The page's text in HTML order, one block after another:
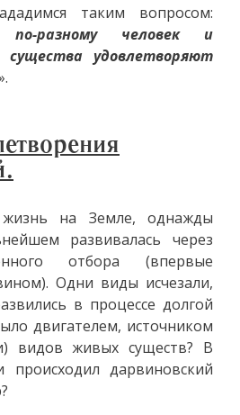
таким вопросом:
по-разному человек и
удовлетворяют
жизнь на Земле, однажды
развивалась через
отбора (впервые
Одни виды исчезали,
в процессе долгой
двигателем, источником
видов живых существ? В
происходил дарвиновский